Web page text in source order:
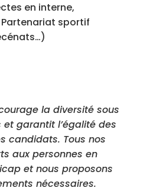
en interne,
Partenariat sportif
la diversité sous
garantit l’égalité des
candidats. Tous nos
aux personnes en
et nous proposons
nécessaires.